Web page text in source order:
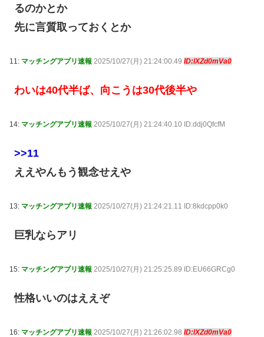
るのかとか
先に言質取っておくとか
11: マッチングアプリ速報 2025/10/27(月) 21:24:00.49 ID:lXZd0mVa0
わいは40代半ば、向こうは30代後半や
14: マッチングアプリ速報 2025/10/27(月) 21:24:40.10 ID:ddj0QfcfM
>>11
ええやんもう観念せえや
13: マッチングアプリ速報 2025/10/27(月) 21:24:21.11 ID:8kdcpp0k0
巨乳ならアリ
15: マッチングアプリ速報 2025/10/27(月) 21:25:25.89 ID:EU66GRCg0
性格いいのはええぞ
16: マッチングアプリ速報 2025/10/27(月) 21:26:02.98 ID:lXZd0mVa0